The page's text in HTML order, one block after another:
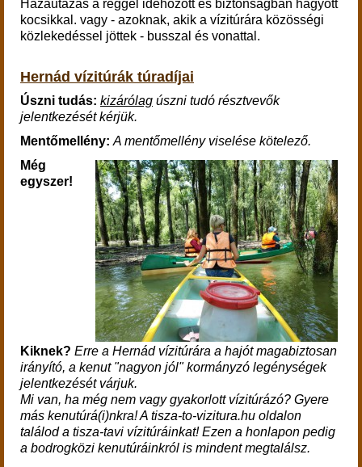
Hazautazás a reggel idehozott és biztonságban hagyott
kocsikkal. vagy - azoknak, akik a vízitúrára közösségi
közlekedéssel jöttek - busszal és vonattal.
Hernád vízitúrák túradíjai
Úszni tudás: kizárólag úszni tudó résztvevők
jelentkezését kérjük.
Mentőmellény: A mentőmellény viselése kötelező.
Még
egyszer!
Kiknek? Erre a Hernád vízitúrára a hajót magabiztosan
irányító, a kenut "nagyon jól" kormányzó legénységek
jelentkezését várjuk.
Mi van, ha még nem vagy gyakorlott vízitúrázó? Gyere
más kenutúrá(i)nkra! A tisza-to-vizitura.hu oldalon
találod a tisza-tavi vízitúráinkat! Ezen a honlapon pedig
a bodrogközi kenutúráinkról is mindent megtalálsz.